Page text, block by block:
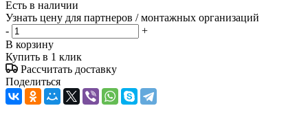
Есть в наличии
Узнать цену для партнеров / монтажных организаций
-
+
В корзину
Купить в 1 клик
Рассчитать доставку
Поделиться